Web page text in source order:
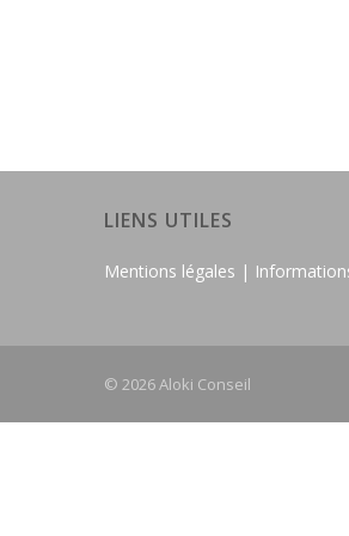
LIENS UTILES
Mentions légales |
© 2026 Aloki Conseil